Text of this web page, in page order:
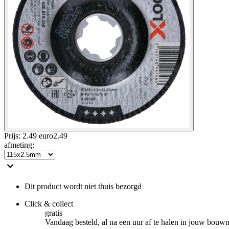
Prijs: 2.49 euro2.49
afmeting:
Dit product wordt niet thuis bezorgd
Click & collect
gratis
Vandaag besteld, al na een uur af te halen in jouw